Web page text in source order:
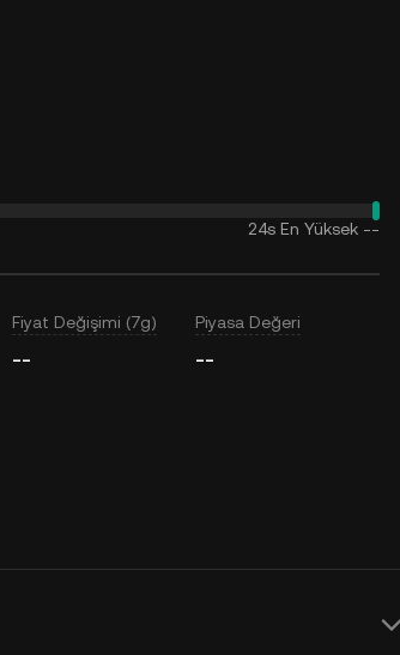
24s En Yüksek --
Fiyat Değişimi (7g)
--
Piyasa Değeri
--